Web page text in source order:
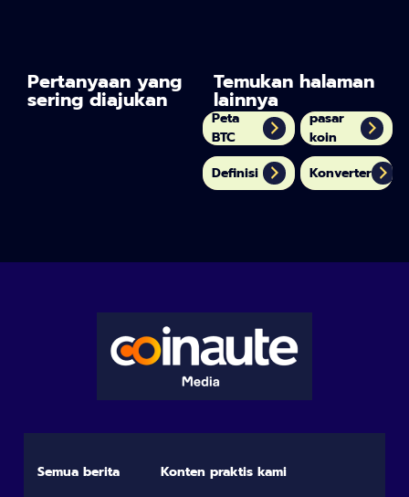
Pertanyaan yang
sering diajukan
Temukan halaman
lainnya
Peta
BTC
pasar
koin
Definisi
Konverter
Semua berita Konten praktis kami